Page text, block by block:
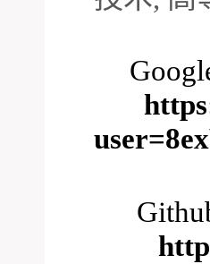
https://